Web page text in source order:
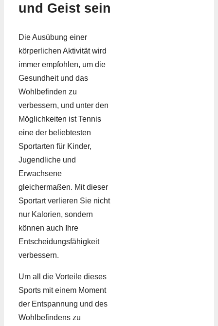
und Geist sein
Die Ausübung einer
körperlichen Aktivität wird
immer empfohlen, um die
Gesundheit und das
Wohlbefinden zu
verbessern, und unter den
Möglichkeiten ist Tennis
eine der beliebtesten
Sportarten für Kinder,
Jugendliche und
Erwachsene
gleichermaßen. Mit dieser
Sportart verlieren Sie nicht
nur Kalorien, sondern
können auch Ihre
Entscheidungsfähigkeit
verbessern.
Um all die Vorteile dieses
Sports mit einem Moment
der Entspannung und des
Wohlbefindens zu